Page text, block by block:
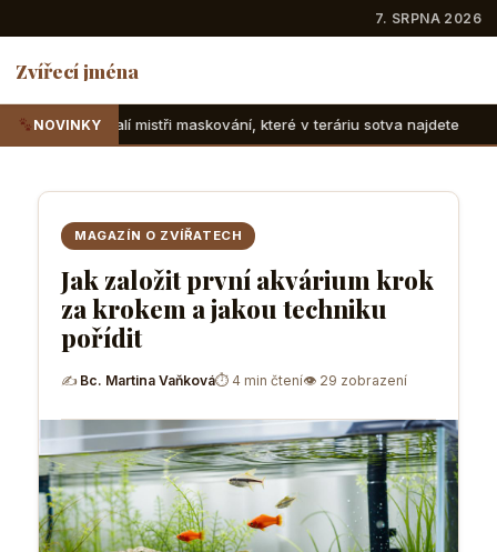
7. SRPNA 2026
Zvířecí jména
NOVINKY
maskování, které v teráriu sotva najdete Suchozemské
MAGAZÍN O ZVÍŘATECH
Jak založit první akvárium krok
za krokem a jakou techniku
pořídit
✍ Bc. Martina Vaňková⏱ 4 min čtení👁 29 zobrazení